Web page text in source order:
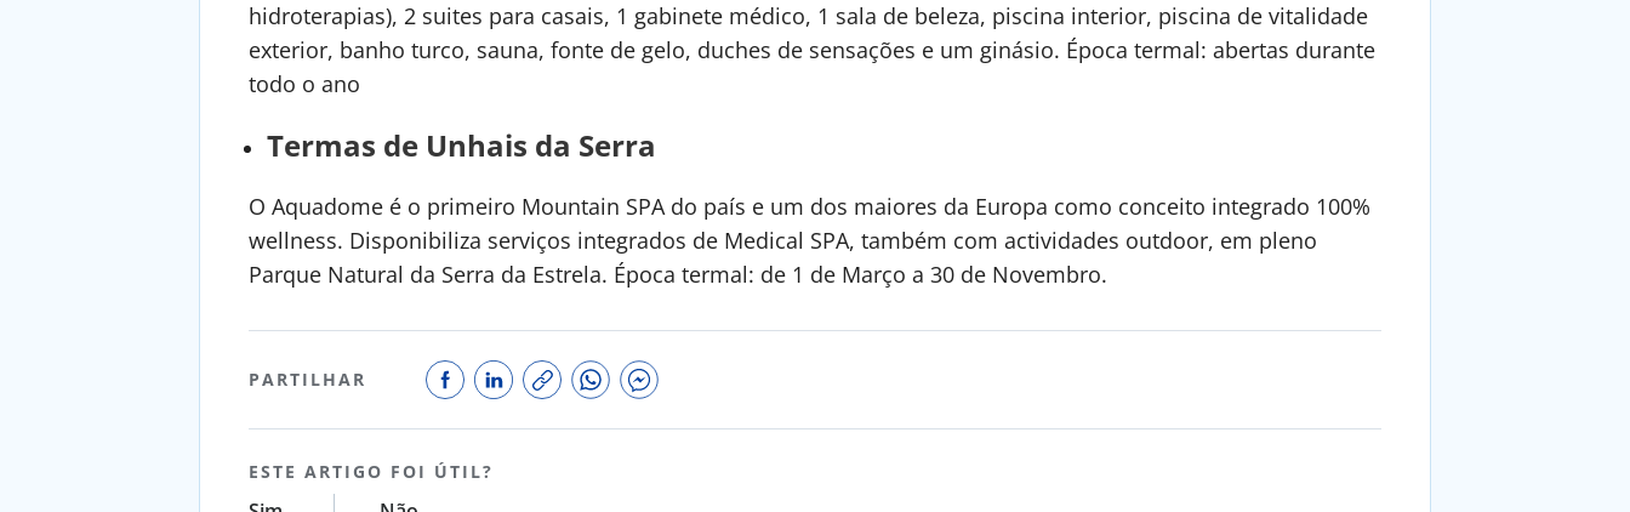
hidroterapias), 2 suites para casais, 1 gabinete médico, 1 sala de beleza, piscina interior, piscina de vitalidade
exterior, banho turco, sauna, fonte de gelo, duches de sensações e um ginásio. Época termal: abertas durante
todo o ano
Termas de Unhais da Serra
O Aquadome é o primeiro Mountain SPA do país e um dos maiores da Europa como conceito integrado 100%
wellness. Disponibiliza serviços integrados de Medical SPA, também com actividades outdoor, em pleno
Parque Natural da Serra da Estrela. Época termal: de 1 de Março a 30 de Novembro.
PARTILHAR
ESTE ARTIGO FOI ÚTIL?